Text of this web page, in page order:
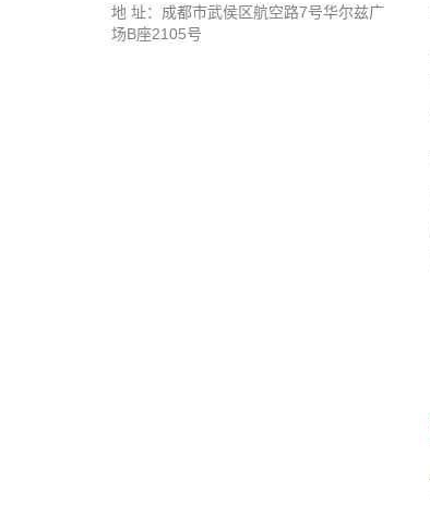
地 址：成都市武侯区航空路7号华尔兹广
场B座2105号